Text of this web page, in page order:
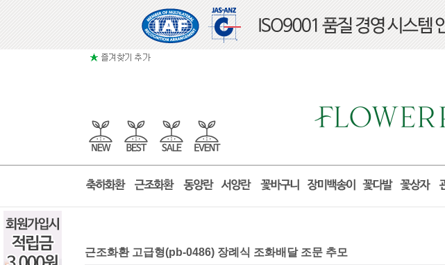
근조화환 고급형(pb-0486) 장례식 조화배달 조문 추모